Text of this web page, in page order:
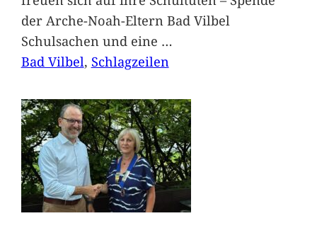
der Arche-Noah-Eltern Bad Vilbel
Schulsachen und eine …
Bad Vilbel, Schlagzeilen